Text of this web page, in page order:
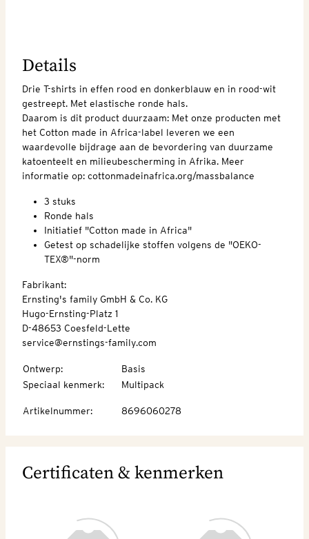
Details
Drie T-shirts in effen rood en donkerblauw en in rood-wit
gestreept. Met elastische ronde hals.
Daarom is dit product duurzaam: Met onze producten met
het Cotton made in Africa-label leveren we een
waardevolle bijdrage aan de bevordering van duurzame
katoenteelt en milieubescherming in Afrika. Meer
informatie op: cottonmadeinafrica.org/massbalance
3 stuks
Ronde hals
Initiatief "Cotton made in Africa"
Getest op schadelijke stoffen volgens de "OEKO-
TEX®"-norm
Fabrikant:
Ernsting's family GmbH & Co. KG
Hugo-Ernsting-Platz 1
D-48653 Coesfeld-Lette
service@ernstings-family.com
Ontwerp:
Basis
Speciaal kenmerk: Multipack
Artikelnummer: 8696060278
Certificaten & kenmerken